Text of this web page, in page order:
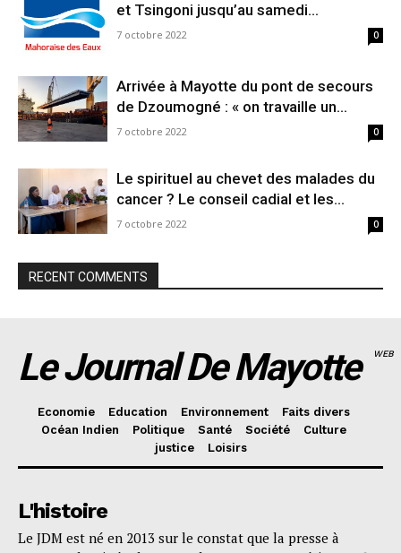
et Tsingoni jusqu’au samedi...
7 octobre 2022 0
Arrivée à Mayotte du pont de secours
de Dzoumogné : « on travaille un...
7 octobre 2022 0
Le spirituel au chevet des malades du
cancer ? Le conseil cadial et les...
7 octobre 2022 0
RECENT COMMENTS
Le Journal De Mayotte WEB
Economie Education Environnement
Faits divers
Océan Indien
Politique Santé Société
Culture
justice
Loisirs
L'histoire
Le JDM est né en 2013 sur le constat que la presse à